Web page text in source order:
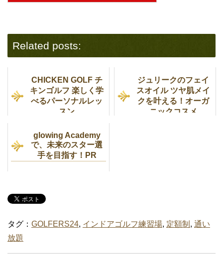
Related posts:
CHICKEN GOLF チ
キンゴルフ 楽しく学
べるパーソナルレッ
スン
ジュリークのフェイ
スオイル ツヤ肌メイ
クを叶える！オーガ
ニックコスメ
glowing Academy
で、未来のスター選
手を目指す！PR
タグ： GOLFERS24, インドアゴルフ練習場, 定額制 , 通い
放題